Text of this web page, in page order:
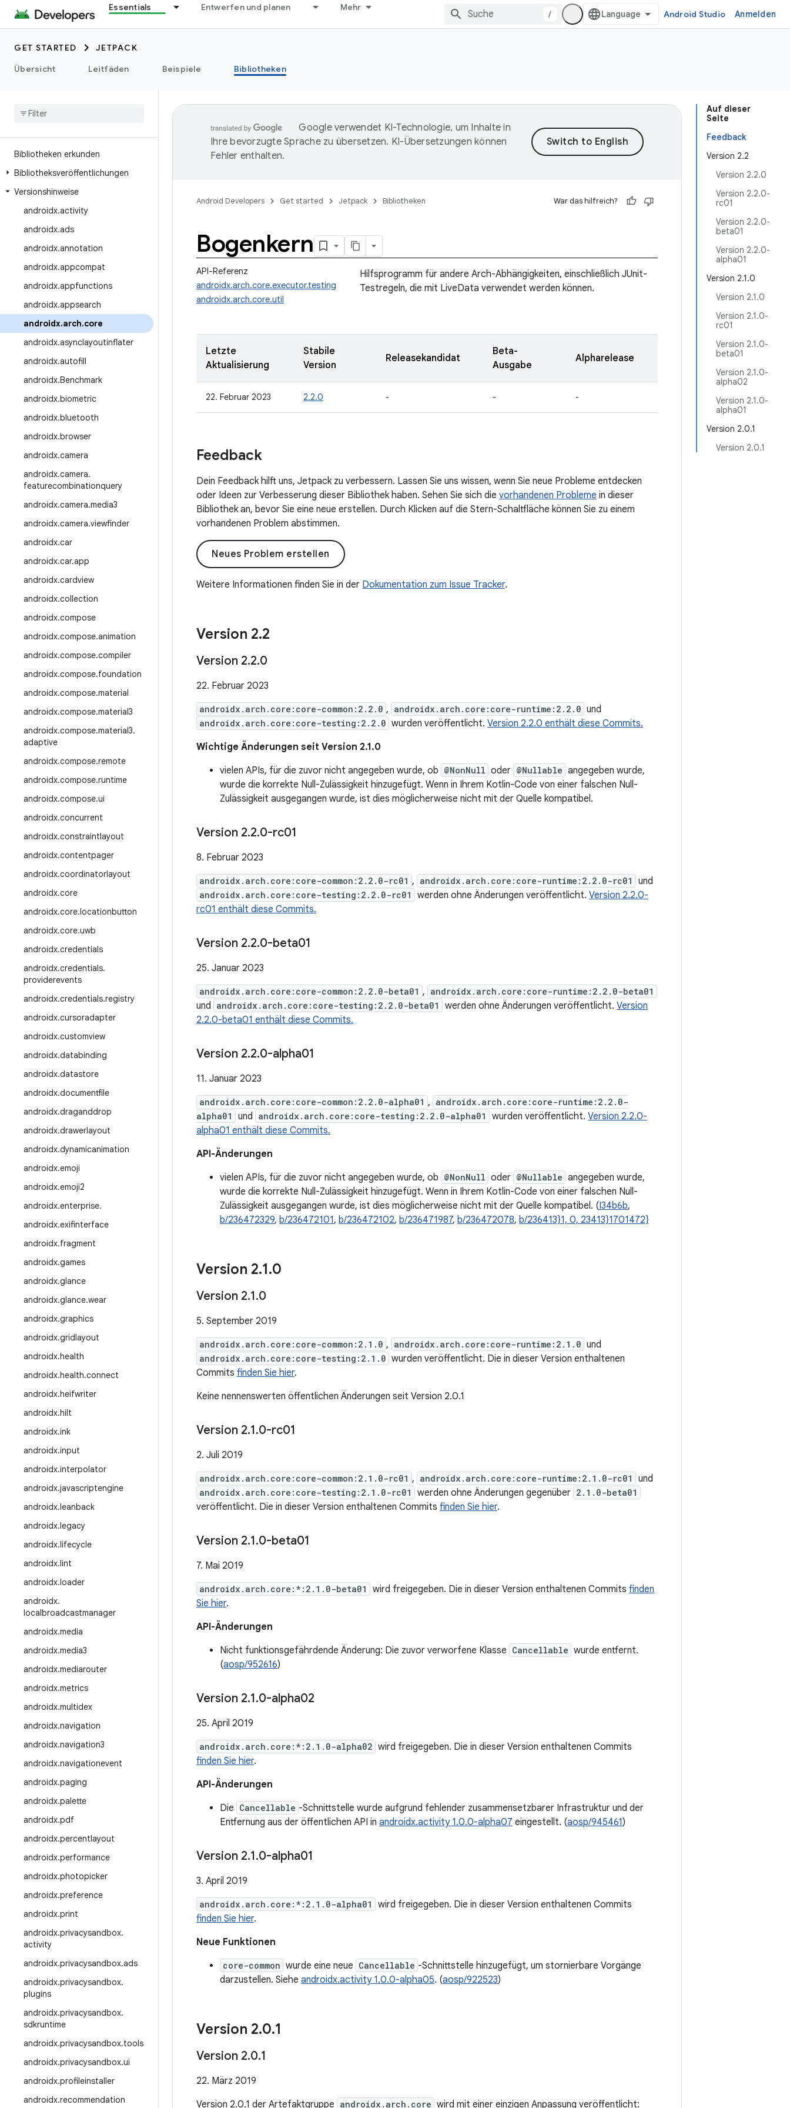
Essentials Entwerfen und planen Mehr
/ Android Studio Anmelden
GET STARTED
JETPACK
Übersicht
Leitfäden Beispiele Bibliotheken
Bibliotheken erkunden
Bibliotheksveröffentlichungen
Versionshinweise
androidx.activity
androidx.ads
androidx.annotation
androidx.appcompat
androidx.appfunctions
androidx.appsearch
androidx.arch.core
androidx.asynclayoutinflater
androidx.autofill
androidx.Benchmark
androidx.biometric
androidx.bluetooth
androidx.browser
androidx.camera
androidx.camera.
featurecombinationquery
androidx.camera.media3
androidx.camera.viewfinder
androidx.car
androidx.car.app
androidx.cardview
androidx.collection
androidx.compose
androidx.compose.animation
androidx.compose.compiler
androidx.compose.foundation
androidx.compose.material
androidx.compose.material3
androidx.compose.material3.
adaptive
androidx.compose.remote
androidx.compose.runtime
androidx.compose.ui
androidx.concurrent
androidx.constraintlayout
androidx.contentpager
androidx.coordinatorlayout
androidx.core
androidx.core.locationbutton
androidx.core.uwb
androidx.credentials
androidx.credentials.
providerevents
androidx.credentials.registry
androidx.cursoradapter
androidx.customview
androidx.databinding
androidx.datastore
androidx.documentfile
androidx.draganddrop
androidx.drawerlayout
androidx.dynamicanimation
androidx.emoji
androidx.emoji2
androidx.enterprise.
androidx.exifinterface
androidx.fragment
androidx.games
androidx.glance
androidx.glance.wear
androidx.graphics
androidx.gridlayout
androidx.health
androidx.health.connect
androidx.heifwriter
androidx.hilt
androidx.ink
androidx.input
androidx.interpolator
androidx.javascriptengine
androidx.leanback
androidx.legacy
androidx.lifecycle
androidx.lint
androidx.loader
androidx.
localbroadcastmanager
androidx.media
androidx.media3
androidx.mediarouter
androidx.metrics
androidx.multidex
androidx.navigation
androidx.navigation3
androidx.navigationevent
androidx.paging
androidx.palette
androidx.pdf
androidx.percentlayout
androidx.performance
androidx.photopicker
androidx.preference
androidx.print
androidx.privacysandbox.
activity
androidx.privacysandbox.ads
androidx.privacysandbox.
plugins
androidx.privacysandbox.
sdkruntime
androidx.privacysandbox.tools
androidx.privacysandbox.ui
androidx.profileinstaller
androidx.recommendation
Auf dieser
Seite
Feedback
Version 2.2
Version 2.2.0
Version 2.2.0-
rc01
Version 2.2.0-
beta01
Version 2.2.0-
alpha01
Version 2.1.0
Version 2.1.0
Version 2.1.0-
rc01
Version 2.1.0-
beta01
Version 2.1.0-
alpha02
Version 2.1.0-
alpha01
Version 2.0.1
Version 2.0.1
Google verwendet KI-Technologie, um Inhalte in
Ihre bevorzugte Sprache zu übersetzen. KI-Übersetzungen können
Fehler enthalten.
Android Developers Get started Jetpack Bibliotheken War das hilfreich?
Bogenkern
API-Referenz
androidx.arch.core.executor.testing
androidx.arch.core.util
Hilfsprogramm für andere Arch-Abhängigkeiten, einschließlich JUnit-
Testregeln, die mit LiveData verwendet werden können.
Letzte
Aktualisierung
Stabile
Version
Releasekandidat
Beta-
Ausgabe
Alpharelease
22. Februar 2023 2.2.0 - - -
Feedback
Dein Feedback hilft uns, Jetpack zu verbessern. Lassen Sie uns wissen, wenn Sie neue Probleme entdecken
oder Ideen zur Verbesserung dieser Bibliothek haben. Sehen Sie sich die vorhandenen Probleme in dieser
Bibliothek an, bevor Sie eine neue erstellen. Durch Klicken auf die Stern-Schaltfläche können Sie zu einem
vorhandenen Problem abstimmen.
Neues Problem erstellen
Weitere Informationen finden Sie in der Dokumentation zum Issue Tracker.
Version 2.2
Version 2.2.0
22. Februar 2023
androidx.arch.core:core-common:2.2.0 , androidx.arch.core:core-runtime:2.2.0 und
androidx.arch.core:core-testing:2.2.0 wurden veröffentlicht. Version 2.2.0 enthält diese Commits.
Wichtige Änderungen seit Version 2.1.0
vielen APIs, für die zuvor nicht angegeben wurde, ob @NonNull oder @Nullable angegeben wurde,
wurde die korrekte Null-Zulässigkeit hinzugefügt. Wenn in Ihrem Kotlin-Code von einer falschen Null-
Zulässigkeit ausgegangen wurde, ist dies möglicherweise nicht mit der Quelle kompatibel.
Version 2.2.0-rc01
8. Februar 2023
androidx.arch.core:core-common:2.2.0-rc01 , androidx.arch.core:core-runtime:2.2.0-rc01 und
androidx.arch.core:core-testing:2.2.0-rc01 werden ohne Änderungen veröffentlicht. Version 2.2.0-
rc01 enthält diese Commits.
Version 2.2.0-beta01
25. Januar 2023
androidx.arch.core:core-common:2.2.0-beta01 , androidx.arch.core:core-runtime:2.2.0-beta01
und androidx.arch.core:core-testing:2.2.0-beta01 werden ohne Änderungen veröffentlicht. Version
2.2.0-beta01 enthält diese Commits.
Version 2.2.0-alpha01
11. Januar 2023
androidx.arch.core:core-common:2.2.0-alpha01 , androidx.arch.core:core-runtime:2.2.0-
alpha01
und androidx.arch.core:core-testing:2.2.0-alpha01 wurden veröffentlicht. Version 2.2.0-
alpha01 enthält diese Commits.
API-Änderungen
vielen APIs, für die zuvor nicht angegeben wurde, ob @NonNull oder @Nullable angegeben wurde,
wurde die korrekte Null-Zulässigkeit hinzugefügt. Wenn in Ihrem Kotlin-Code von einer falschen Null-
Zulässigkeit ausgegangen wurde, ist dies möglicherweise nicht mit der Quelle kompatibel. (I34b6b,
b/236472329, b/236472101, b/236472102, b/236471987, b/236472078, b/236413}1, 0, 23413}1701472}
Version 2.1.0
Version 2.1.0
5. September 2019
androidx.arch.core:core-common:2.1.0 , androidx.arch.core:core-runtime:2.1.0 und
androidx.arch.core:core-testing:2.1.0 wurden veröffentlicht. Die in dieser Version enthaltenen
Commits finden Sie hier.
Keine nennenswerten öffentlichen Änderungen seit Version 2.0.1
Version 2.1.0-rc01
2. Juli 2019
androidx.arch.core:core-common:2.1.0-rc01 , androidx.arch.core:core-runtime:2.1.0-rc01 und
androidx.arch.core:core-testing:2.1.0-rc01 werden ohne Änderungen gegenüber 2.1.0-beta01
veröffentlicht. Die in dieser Version enthaltenen Commits finden Sie hier.
Version 2.1.0-beta01
7. Mai 2019
androidx.arch.core:*:2.1.0-beta01 wird freigegeben. Die in dieser Version enthaltenen Commits finden
Sie hier.
API-Änderungen
Nicht funktionsgefährdende Änderung: Die zuvor verworfene Klasse Cancellable wurde entfernt.
(aosp/952616)
Version 2.1.0-alpha02
25. April 2019
androidx.arch.core:*:2.1.0-alpha02 wird freigegeben. Die in dieser Version enthaltenen Commits
finden Sie hier.
API-Änderungen
Die Cancellable -Schnittstelle wurde aufgrund fehlender zusammensetzbarer Infrastruktur und der
Entfernung aus der öffentlichen API in androidx.activity 1.0.0-alpha07 eingestellt. (aosp/945461)
Version 2.1.0-alpha01
3. April 2019
androidx.arch.core:*:2.1.0-alpha01
wird freigegeben. Die in dieser Version enthaltenen Commits
finden Sie hier.
Neue Funktionen
core-common wurde eine neue Cancellable -Schnittstelle hinzugefügt, um stornierbare Vorgänge
darzustellen. Siehe androidx.activity 1.0.0-alpha05. (aosp/922523)
Version 2.0.1
Version 2.0.1
22. März 2019
Version 2.0.1 der Artefaktgruppe androidx.arch.core wird mit einer einzigen Anpassung veröffentlicht: